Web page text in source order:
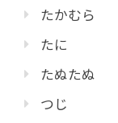
たかむら
たに
たぬたぬ
つじ